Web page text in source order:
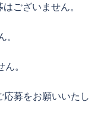
ございません。
。
応募をお願いいたし